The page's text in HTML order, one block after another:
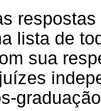
lista de
sua